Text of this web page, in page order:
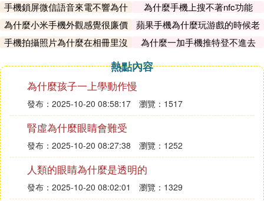
手機鎖屏微信語音來電不響為什
麼
為什麼手機上搜不著nfc功能
為什麼小米手機外觀感覺很廉價
蘋果手機為什麼玩游戲的時候老
有廣告
手機拍攝照片為什麼在相冊里沒
為什麼一加手機推特登不進去
熱點內容
為什麼孩子一上學動作慢
發布：2025-10-20 08:58:17 瀏覽：1517
腎虛為什麼眼睛會難受
發布：2025-10-20 08:27:38 瀏覽：1252
人類的眼睛為什麼是透明的
發布：2025-10-20 08:02:01 瀏覽：1329